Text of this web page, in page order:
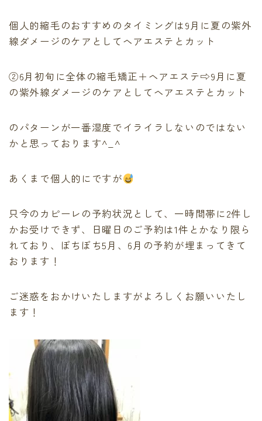
個人的縮毛のおすすめのタイミングは9月に夏の紫外
線ダメージのケアとしてヘアエステとカット
②6月初旬に全体の縮毛矯正＋ヘアエステ⇨9月に夏
の紫外線ダメージのケアとしてヘアエステとカット
のパターンが一番湿度でイライラしないのではない
かと思っております^_^
あくまで個人的にですが
只今のカピーレの予約状況として、一時間帯に2件し
かお受けできず、日曜日のご予約は1件とかなり限ら
れており、ぼちぼち5月、6月の予約が埋まってきて
おります！
ご迷惑をおかけいたしますがよろしくお願いいたし
ます！